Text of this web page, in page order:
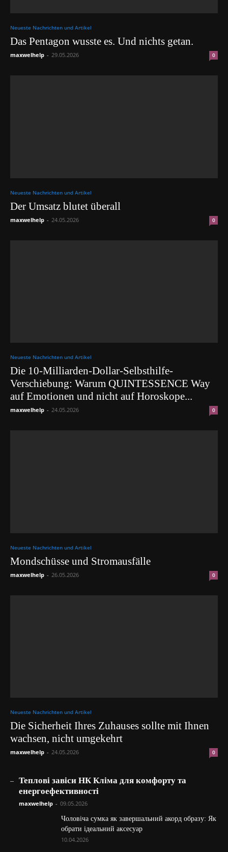
Neueste Nachrichten und Artikel
Das Pentagon wusste es. Und nichts getan.
maxwelhelp - 29.05.2026 0
Neueste Nachrichten und Artikel
Der Umsatz blutet überall
maxwelhelp - 24.05.2026 0
Neueste Nachrichten und Artikel
Die 10-Milliarden-Dollar-Selbsthilfe-
Verschiebung: Warum QUINTESSENCE Way
auf Emotionen und nicht auf Horoskope...
maxwelhelp - 24.05.2026 0
Neueste Nachrichten und Artikel
Mondschüsse und Stromausfälle
maxwelhelp - 26.05.2026 0
Neueste Nachrichten und Artikel
Die Sicherheit Ihres Zuhauses sollte mit Ihnen
wachsen, nicht umgekehrt
maxwelhelp - 24.05.2026 0
Теплові завіси НК Кліма для комфорту та
енергоефективності
maxwelhelp - 09.05.2026
Чоловіча сумка як завершальний акорд образу: Як
обрати ідеальний аксесуар
10.04.2026